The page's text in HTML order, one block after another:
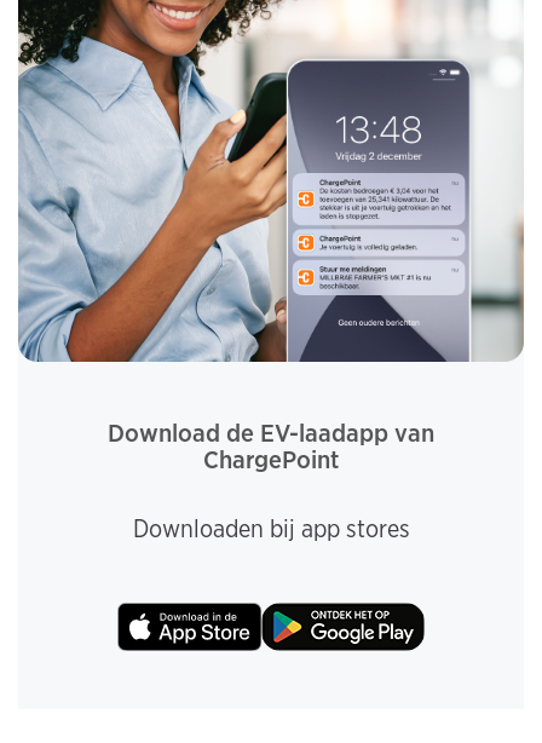
Download de EV-laadapp van
ChargePoint
Downloaden bij app stores